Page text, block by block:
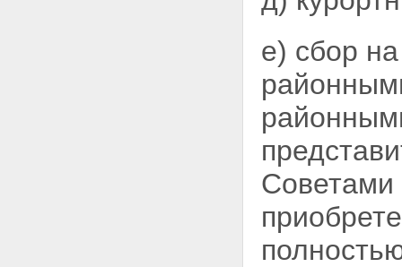
е) сбор
Советами